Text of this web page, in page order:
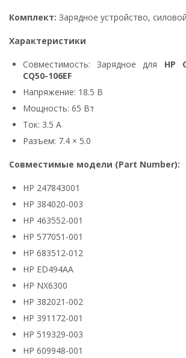
Комплект: Зарядное устройство,
Характеристики
Совместимость: Зарядное для HP
CQ50-106EF
Напряжение: 18.5 В
Мощность: 65 Вт
Ток: 3.5 А
Разъем: 7.4 × 5.0
Совместимые модели (Part Number):
HP 247843001
HP 384020-003
HP 463552-001
HP 577051-001
HP 683512-012
HP ED494AA
HP NX6300
HP 382021-002
HP 391172-001
HP 519329-003
HP 609948-001